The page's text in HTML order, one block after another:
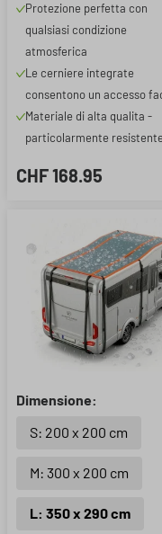
(lunghezza tetto: 655
Protezione perfetta con
qualsiasi condizione
atmosferica
Le cerniere integrate
consentono un accesso
Materiale di alta qualita -
particolarmente resistente
CHF 168.95
Dimensione:
S: 200 x 200 cm
M: 300 x 200 cm
L: 350 x 290 cm